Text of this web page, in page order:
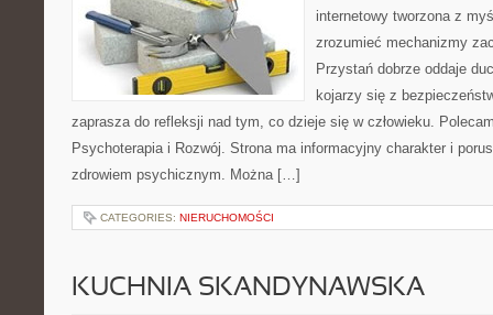
internetowy tworzona z
zrozumieć mechanizmy
Przystań dobrze oddaje
kojarzy się z
zaprasza do refleksji nad tym, co dzieje się w człowieku.
Psychoterapia i Rozwój. Strona ma informacyjny charakter i
zdrowiem psychicznym. Można […]
CATEGORIES: NIERUCHOMOŚCI
KUCHNIA SKANDYNAWSKA